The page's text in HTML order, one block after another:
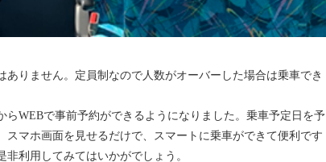
りません。定員制なので人数がオーバーした場合は乗車でき
らWEBで事前予約ができるようになりました。乗車予定日を予
マホ画面を見せるだけで、スマートに乗車ができて便利です
利用してみてはいかがでしょう。